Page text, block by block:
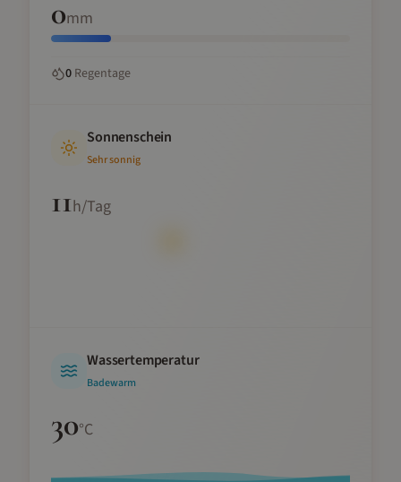
0mm
0 Regentage
Sonnenschein
Sehr sonnig
11h/Tag
Wassertemperatur
Badewarm
30°C